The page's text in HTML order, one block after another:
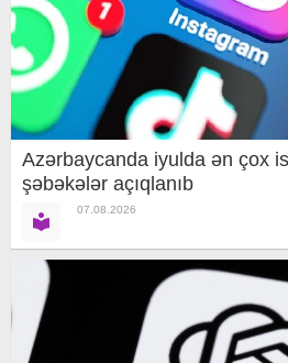
Azərbaycanda iyulda ən çox
şəbəkələr açıqlanıb
07.08.2026